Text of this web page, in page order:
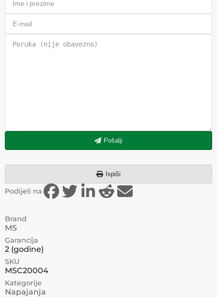
Pošalji
Ispiši
Podijeli na
Brand
MS
Garancija
2 (godine)
SKU
MSC20004
Kategorije
Napajanja